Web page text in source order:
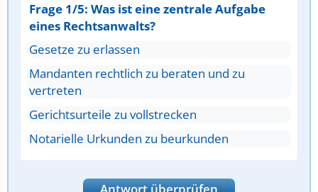
Frage 1/5: Was ist eine zentrale Aufgabe
eines Rechtsanwalts?
Gesetze zu erlassen
Mandanten rechtlich zu beraten und zu
vertreten
Gerichtsurteile zu vollstrecken
Notarielle Urkunden zu beurkunden
Antwort überprüfen